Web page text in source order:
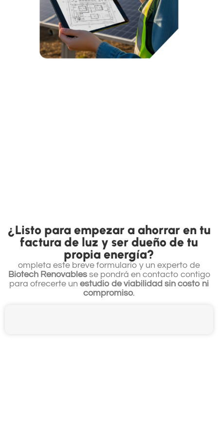
¿Listo para empezar a ahorrar en tu
factura de luz y ser dueño de tu
propia energía?
ompleta este breve formulario y un experto de
Biotech Renovablesse pondrá en contacto contigo
para ofrecerte un estudio de viabilidad sin costo ni
compromiso.